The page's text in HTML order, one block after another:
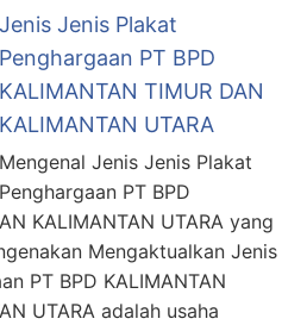
Jenis Jenis Plakat
Penghargaan PT BPD
KALIMANTAN TIMUR DAN
KALIMANTAN UTARA
Mengenal Jenis Jenis Plakat
Penghargaan PT BPD
KALIMANTAN UTARA yang
Mengaktualkan Jenis
PT BPD KALIMANTAN
UTARA adalah usaha